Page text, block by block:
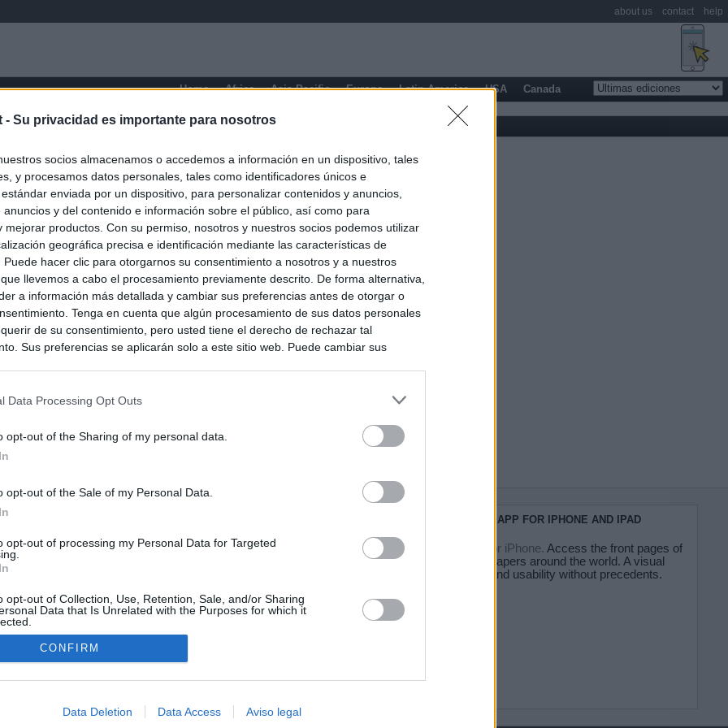
- Su privacidad es importante para nosotros
socios almacenamos o accedemos a información en un dispositivo, tales
y procesamos datos personales, tales como identificadores únicos e
enviada por un dispositivo, para personalizar contenidos y anuncios,
anuncios y del contenido e información sobre el público, así como para
mejorar productos. Con su permiso, nosotros y nuestros socios podemos utilizar
geográfica precisa e identificación mediante las características de
Puede hacer clic para otorgarnos su consentimiento a nosotros y a nuestros
llevemos a cabo el procesamiento previamente descrito. De forma alternativa,
a información más detallada y cambiar sus preferencias antes de otorgar o
Tenga en cuenta que algún procesamiento de sus datos personales
de su consentimiento, pero usted tiene el derecho de rechazar tal
Sus preferencias se aplicarán solo a este sitio web. Puede cambiar sus
Data Processing Opt Outs
opt-out of the Sharing of my personal data.
opt-out of the Sale of my Personal Data.
opt-out of processing my Personal Data for Targeted
opt-out of Collection, Use, Retention, Sale, and/or Sharing
Data that Is Unrelated with the Purposes for which it
CONFIRM
Data Deletion Data Access Aviso legal
Home Africa Asia-Pacific Europe Latin America USA Canada
Economic press
daily press directory that gives access to the world's largest news
readable image taken from today's frontpage cover of each
KIOSKO.NET APP FOR IPHONE AND IPAD
Kiosko.net for iPhone. Access the front pages of
major newspapers around the world. A visual
experience and usability without precedents.
about us contact help